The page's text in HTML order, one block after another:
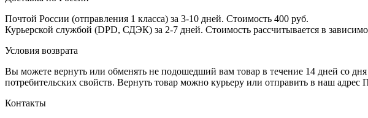
Почтой России (отправления 1 класса) за 3-10 дней. Стоимость 400 руб.
Курьерской службой (DPD, СДЭК) за 2-7 дней. Стоимость рассчитывается в
Условия возврата
Вы можете вернуть или обменять не подошедший вам товар в течение 14 дней со
потребительских свойств. Вернуть товар можно курьеру или отправить в наш
Контакты